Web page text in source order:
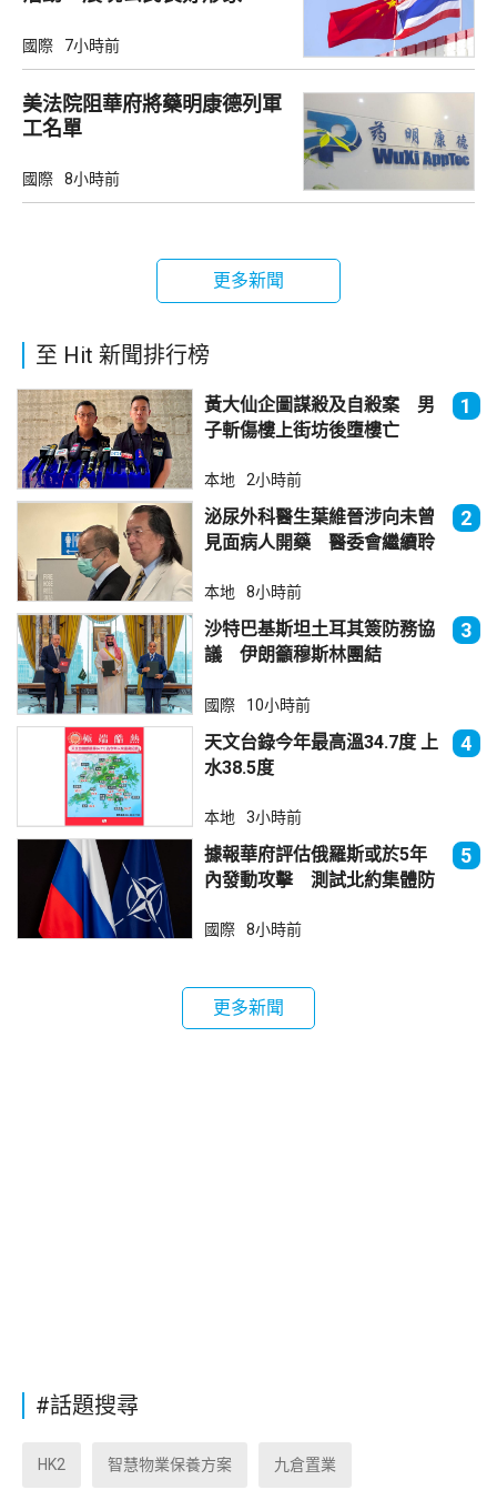
國際 7小時前
美法院阻華府將藥明康德列軍
工名單
國際 8小時前
更多新聞
至 Hit 新聞排行榜
黃大仙企圖謀殺及自殺案 男
子斬傷樓上街坊後墮樓亡
1
本地 2小時前
泌尿外科醫生葉維晉涉向未曾
見面病人開藥 醫委會繼續聆
2
本地 8小時前
沙特巴基斯坦土耳其簽防務協
議 伊朗籲穆斯林團結
3
國際 10小時前
天文台錄今年最高溫34.7度 上
水38.5度
4
本地 3小時前
據報華府評估俄羅斯或於5年
內發動攻擊 測試北約集體防
5
國際 8小時前
更多新聞
#話題搜尋
HK2 智慧物業保養方案 九倉置業